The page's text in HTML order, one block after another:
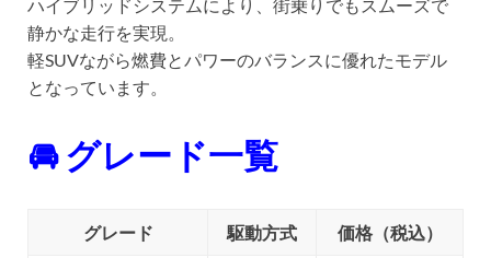
ハイブリッドシステムにより、街乗りでもスムーズで
静かな走行を実現。
軽SUVながら燃費とパワーのバランスに優れたモデル
となっています。
🚘 グレード一覧
グレード 駆動方式 価格（税込）